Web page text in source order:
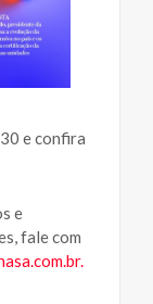
e confira
e
fale com
.